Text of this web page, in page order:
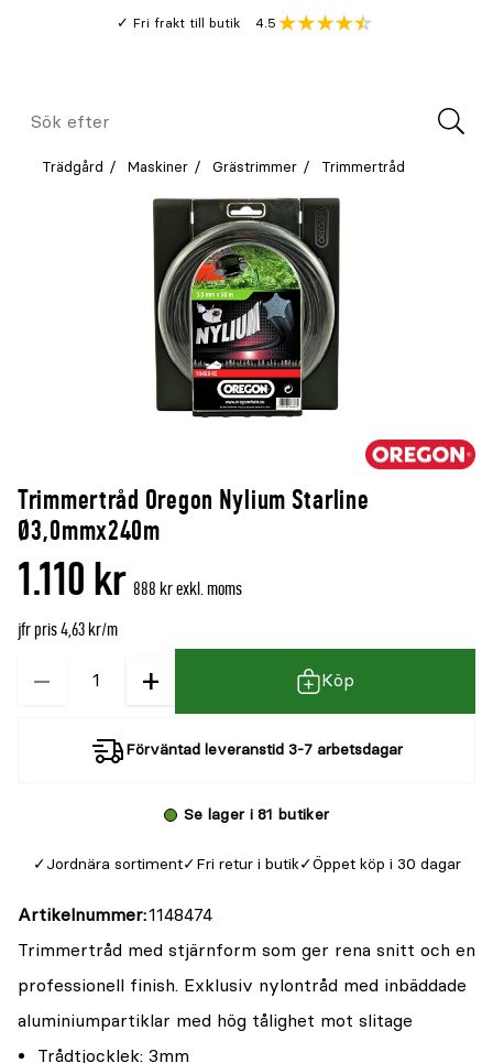
Fri frakt till butik
Genomsnitt
4.5
Meny
Sök
Trädgård Maskiner Grästrimmer Trimmertråd
Trimmertråd Oregon Nylium Starline
Ø3,0mmx240m
1.110 kr 888 kr exkl. moms
jfr pris 4,63 kr/m
−
Kvantitet + Köp
Förväntad leveranstid 3-7 arbetsdagar
Se lager i 81 butiker
Jordnära sortiment Fri retur i butik Öppet köp i 30 dagar
Artikelnummer 1148474
Trimmertråd med stjärnform som ger rena snitt och en
professionell finish. Exklusiv nylontråd med inbäddade
aluminiumpartiklar med hög tålighet mot slitage
Trådtjocklek: 3mm